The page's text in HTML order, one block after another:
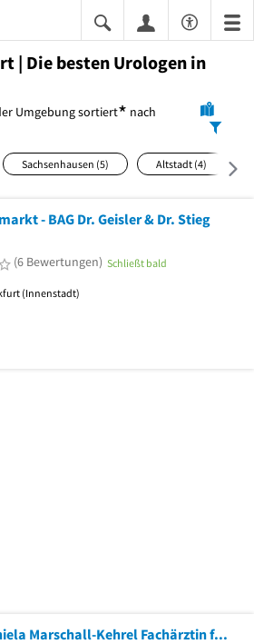
| Die besten Urologen in
Umgebungsortiert* nach
Sachsenhausen (5) Altstadt (4)
- BAG Dr. Geisler & Dr. Stieg
4 von 5 Sternen
(6 Bewertungen) Schließt bald
(Innenstadt)
Dr.med. Arne-Daniela Marschall-Kehrel Fachärztin für Urologie